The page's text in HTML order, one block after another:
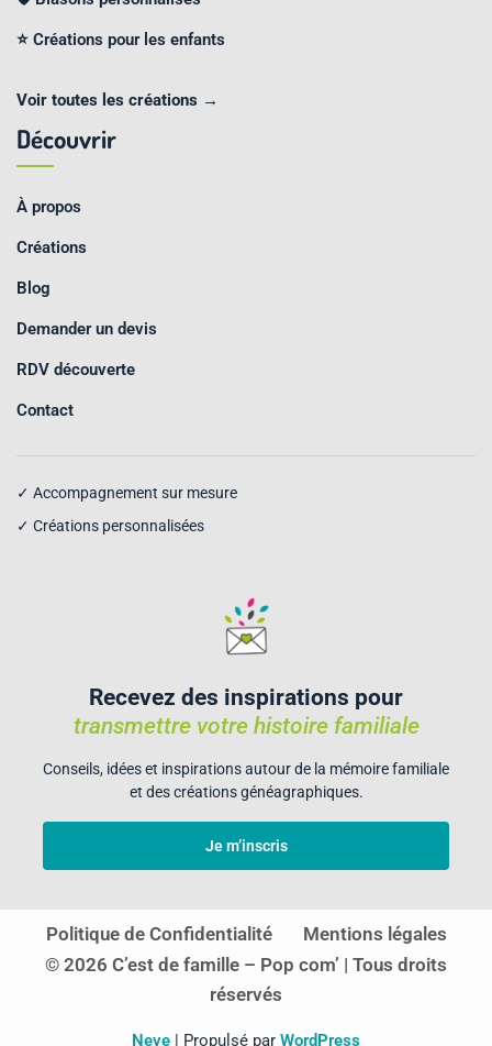
⭐ Créations pour les enfants
Voir toutes les créations →
Découvrir
À propos
Créations
Blog
Demander un devis
RDV découverte
Contact
✓ Accompagnement sur mesure
✓ Créations personnalisées
Recevez des inspirations pour
transmettre votre histoire familiale
Conseils, idées et inspirations autour de la mémoire familiale
et des créations généagraphiques.
Je m’inscris
Politique de Confidentialité
Mentions légales
© 2026 C’est de famille – Pop com’ | Tous droits
réservés
Neve | Propulsé par WordPress